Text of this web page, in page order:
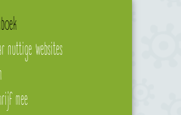
nuttige websites
mee